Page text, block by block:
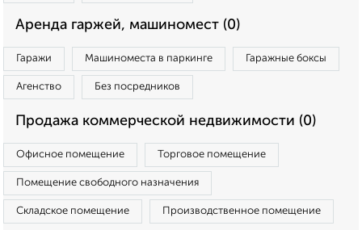
Аренда гаржей, машиномест (0)
Гаражи Машиноместа в паркинге Гаражные боксы
Агенство Без посредников
Продажа коммерческой недвижимости (0)
Офисное помещение Торговое помещение
Помещение свободного назначения
Складское помещение Производственное помещение